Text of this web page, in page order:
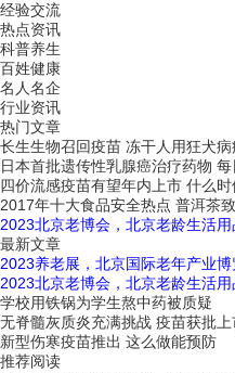
经验交流
热点资讯
科普养生
百姓健康
名人名企
行业资讯
热门文章
长生生物召回疫苗 冻干人用狂犬病
日本首批遗传性乳腺癌治疗药物
四价流感疫苗有望年内上市 什么
2017年十大食品安全热点 普洱茶
2023北京老博会，北京老龄生活
最新文章
2023养老展，北京国际老年产业
2023北京老博会，北京老龄生活
学校用铁锅为学生熬中药被质疑
无脊髓灰质炎充满挑战 疫苗获批上
新型伤寒疫苗推出 这么做能预防
推荐阅读